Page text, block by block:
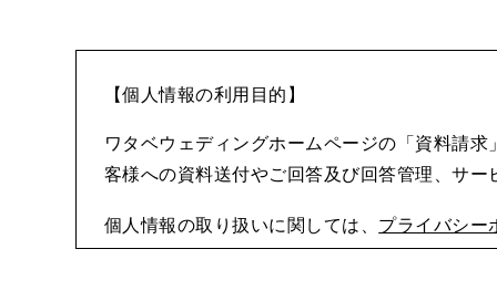
【個人情報の利用目的】
ワタベウェディングホームページの「資料請
客様への資料送付やご回答及び回答管理、サ
個人情報の取り扱いに関しては、 プライバシー